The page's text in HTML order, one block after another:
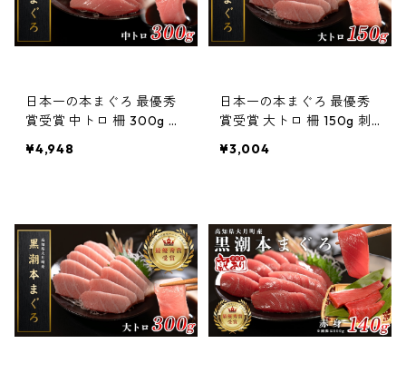
日本一の本まぐろ 最優秀
賞受賞 中トロ 柵 300g 刺
¥4,948
日本一の本まぐろ 最優秀
賞受賞 大トロ 柵 150g 刺
¥3,004